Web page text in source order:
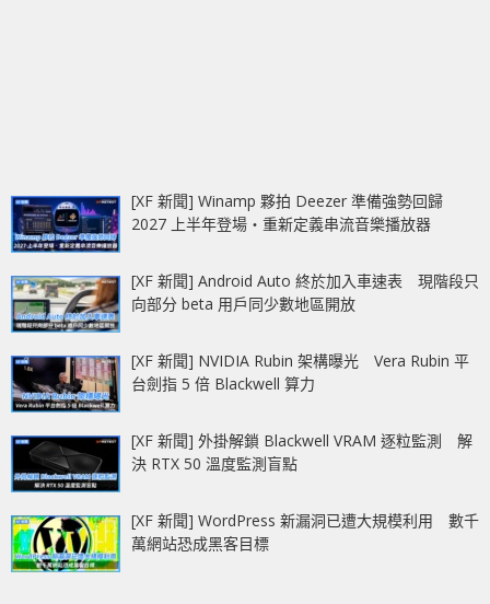
[XF 新聞] Winamp 夥拍 Deezer 準備強勢回歸
2027 上半年登場‧重新定義串流音樂播放器
[XF 新聞] Android Auto 終於加入車速表 現階段只
向部分 beta 用戶同少數地區開放
[XF 新聞] NVIDIA Rubin 架構曝光 Vera Rubin 平
台劍指 5 倍 Blackwell 算力
[XF 新聞] 外掛解鎖 Blackwell VRAM 逐粒監測 解
決 RTX 50 溫度監測盲點
[XF 新聞] WordPress 新漏洞已遭大規模利用 數千
萬網站恐成黑客目標